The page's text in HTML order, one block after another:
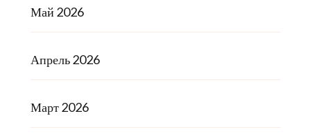
Май 2026
Апрель 2026
Март 2026